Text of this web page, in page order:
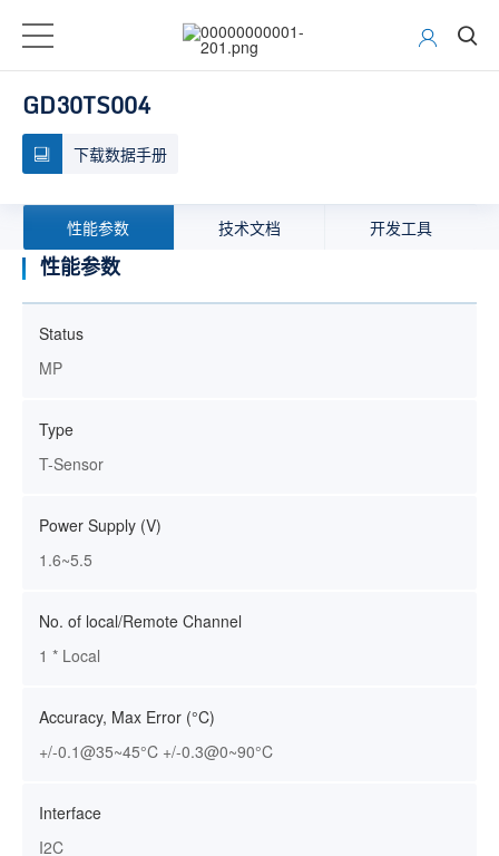
GD30TS004
下载数据手册
性能参数 技术文档 开发工具
性能参数
Status
MP
Type
T-Sensor
Power Supply (V)
1.6~5.5
No. of local/Remote Channel
1 * Local
Accuracy, Max Error (°C)
+/-0.1@35~45°C +/-0.3@0~90°C
Interface
I2C